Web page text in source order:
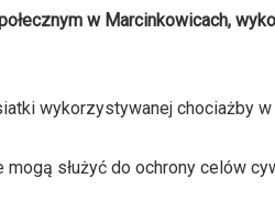
w Marcinkowicach,
wykorzystywanej chociażby w
służyć do ochrony celów